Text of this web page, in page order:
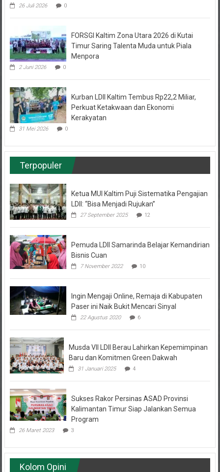
26 Juli 2026 0
FORSGI Kaltim Zona Utara 2026 di Kutai
Timur Saring Talenta Muda untuk Piala
Menpora
2 Juni 2026 0
Kurban LDII Kaltim Tembus Rp22,2 Miliar,
Perkuat Ketakwaan dan Ekonomi
Kerakyatan
31 Mei 2026 0
Terpopuler
Ketua MUI Kaltim Puji Sistematika Pengajian
LDII: “Bisa Menjadi Rujukan”
27 September 2025 12
Pemuda LDII Samarinda Belajar Kemandirian
Bisnis Cuan
7 November 2022 10
Ingin Mengaji Online, Remaja di Kabupaten
Paser ini Naik Bukit Mencari Sinyal
22 Agustus 2020 6
Musda VII LDII Berau Lahirkan Kepemimpinan
Baru dan Komitmen Green Dakwah
31 Januari 2025 4
Sukses Rakor Persinas ASAD Provinsi
Kalimantan Timur Siap Jalankan Semua
Program
26 Maret 2023 3
Kolom Opini